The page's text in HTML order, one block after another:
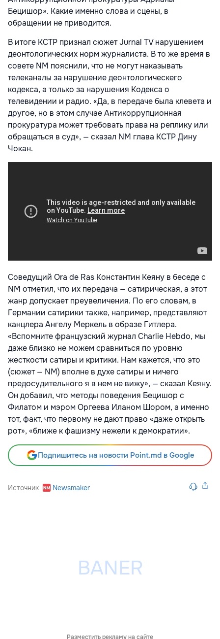
Бецишор». Какие именно слова и сцены, в
обращении не приводится.
В итоге КСТР признал сюжет Jurnal TV нарушением
деонтологических норм журналиста. В то же время в
совете NM пояснили, что не могут наказывать
телеканалы за нарушение деонтологическего
кодекса, а только за нарушения Кодекса о
телевидении и радио. «Да, в передаче была клевета и
другое, но в этом случае Антикоррупционная
прокуратура может требовать права на реплику или
обращаться в суд», — сказал NM глава КСТР Дину
Чокан.
Соведущий Ora de Ras Константин Кеяну в беседе с
NM отметил, что их передача — сатирическая, а этот
жанр допускает преувеличения. По его словам, в
Германии сатирики также, например, представляют
канцлера Ангелу Меркель в образе Гитлера.
«Вспомните французский журнал Charlie Hebdo, мы
даже близко не можем сравниться по уровню
жесткости сатиры и критики. Нам кажется, что это
(сюжет — NM) вполне в духе сатиры и ничего
предосудительного я в нем не вижу», — сказал Кеяну.
Он добавил, что методы поведения Бецишор с
Филатом и мэром Оргеева Иланом Шором, а именно
тот, факт, что первому не дают право «даже открыть
рот», «ближе к фашизму нежели к демократии».
Подпишитесь на новости Point.md в Google
Источник Newsmaker
Разместить рекламу на сайте